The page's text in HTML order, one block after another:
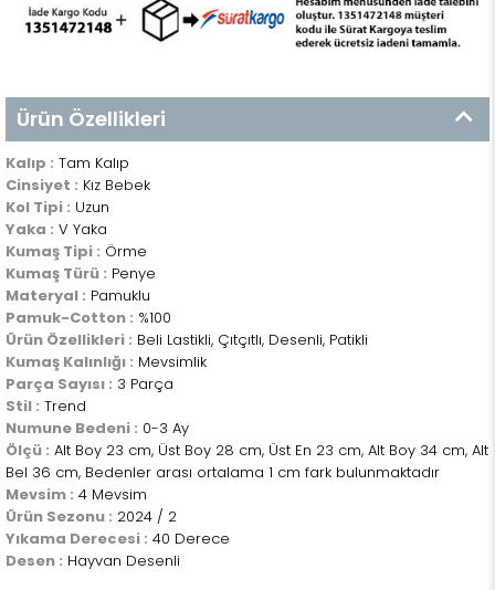
Ürün Özellikleri
Kalıp : Tam Kalıp
Cinsiyet : Kız Bebek
Kol Tipi : Uzun
Yaka : V Yaka
Kumaş Tipi : Örme
Kumaş Türü : Penye
Materyal : Pamuklu
Pamuk-Cotton : %100
Ürün Özellikleri : Beli Lastikli, Çıtçıtlı, Desenli, Patikli
Kumaş Kalınlığı : Mevsimlik
Parça Sayısı : 3 Parça
Stil : Trend
Numune Bedeni : 0-3 Ay
Ölçü : Alt Boy 23 cm, Üst Boy 28 cm, Üst En 23 cm, Alt Boy 34 cm, Alt
Bel 36 cm, Bedenler arası ortalama 1 cm fark bulunmaktadır
Mevsim : 4 Mevsim
Ürün Sezonu : 2024 / 2
Yıkama Derecesi : 40 Derece
Desen : Hayvan Desenli